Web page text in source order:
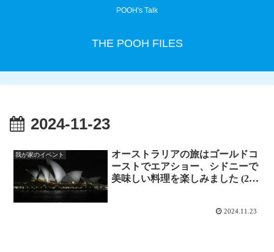
POOH's Talk
THE POOH FILES
2024-11-23
我が家のイベント
オーストラリアの旅はゴールドコ
ーストでエアショー、シドニーで
美味しい料理を楽しみました (23)
2024.11.23